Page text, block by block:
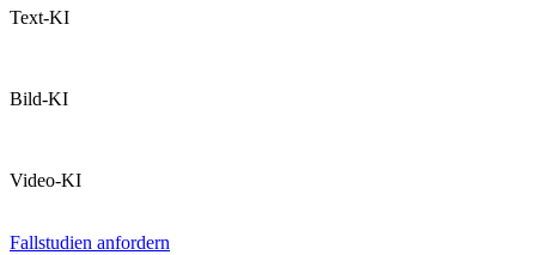
Text-KI
Bild-KI
Video-KI
Fallstudien anfordern